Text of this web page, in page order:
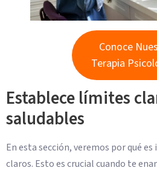
Conoce
Terapia
Establece límites
saludables
En esta sección, veremos por qué
claros. Esto es crucial cuando te